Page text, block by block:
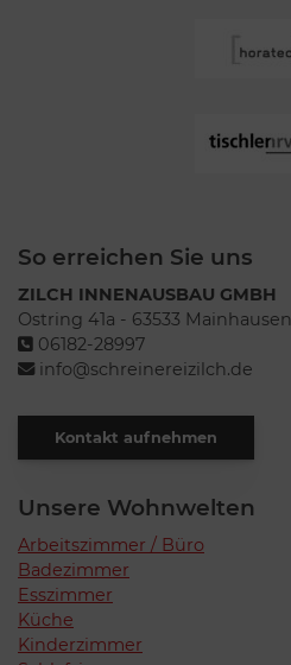
So erreichen Sie uns
ZILCH INNENAUSBAU GMBH
Ostring 41a - 63533 Mainhausen
06182-28997
info@schreinereizilch.de
Kontakt aufnehmen
Unsere Wohnwelten
Arbeitszimmer / Büro
Badezimmer
Esszimmer
Küche
Kinderzimmer